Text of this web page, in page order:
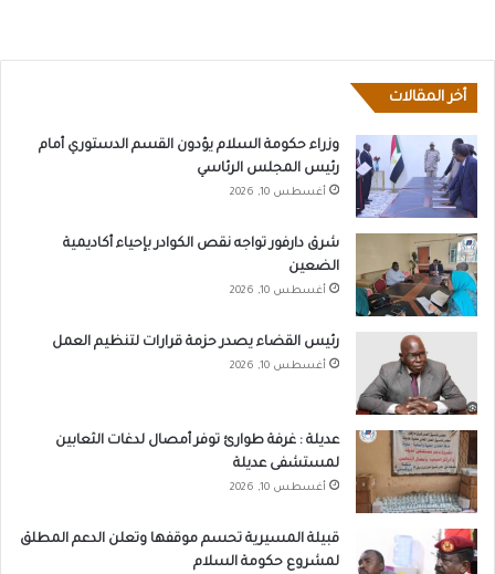
أخر المقالات
وزراء حكومة السلام يؤدون القسم الدستوري أمام
رئيس المجلس الرئاسي
أغسطس 10, 2026
شرق دارفور تواجه نقص الكوادر بإحياء أكاديمية
الضعين
أغسطس 10, 2026
رئيس القضاء يصدر حزمة قرارات لتنظيم العمل
أغسطس 10, 2026
عديلة : غرفة طوارئ توفر أمصال لدغات الثعابين
لمستشفى عديلة
أغسطس 10, 2026
قبيلة المسيرية تحسم موقفها وتعلن الدعم المطلق
لمشروع حكومة السلام